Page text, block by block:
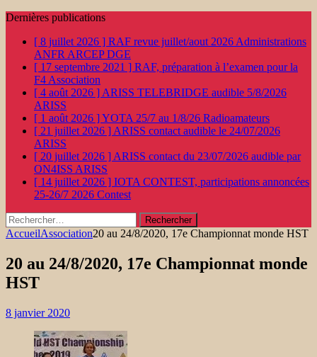
Dernières publications
[ 8 juillet 2026 ] RAF revue juillet/aout 2026 Administrations
ANFR ARCEP DGE
[ 17 septembre 2021 ] RAF, préparation à l’examen pour la
F4 Association
[ 4 août 2026 ] ARISS TELEBRIDGE audible 5/8/2026
ARISS
[ 1 août 2026 ]YOTA 25/7 au 1/8/26 Radioamateurs
[ 21 juillet 2026 ] ARISS contact audible le 24/07/2026
ARISS
[ 20 juillet 2026 ] ARISS contact du 23/07/2026 audible par
ON4ISS ARISS
[ 14 juillet 2026 ] IOTA CONTEST, participations annoncées
25-26/7 2026 Contest
Rechercher :
AccueilAssociation20 au 24/8/2020, 17e Championnat monde HST
20 au 24/8/2020, 17e Championnat monde
HST
8 janvier 2020